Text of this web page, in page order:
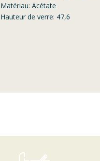
Matériau: Acétate
Hauteur de verre: 47,6